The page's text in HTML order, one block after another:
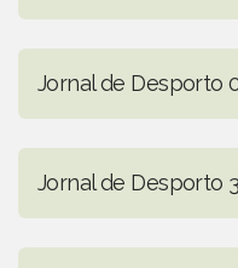
Jornal de Desporto
Jornal de Desporto